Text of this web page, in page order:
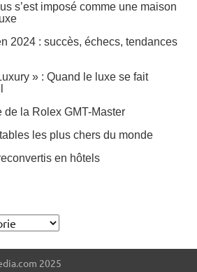
s’est imposé comme une maison
2024 : succès, échecs, tendances
» : Quand le luxe se fait
de la Rolex GMT-Master
les plus chers du monde
en hôtels
2025